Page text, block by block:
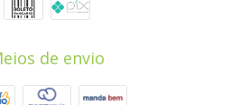
de envio